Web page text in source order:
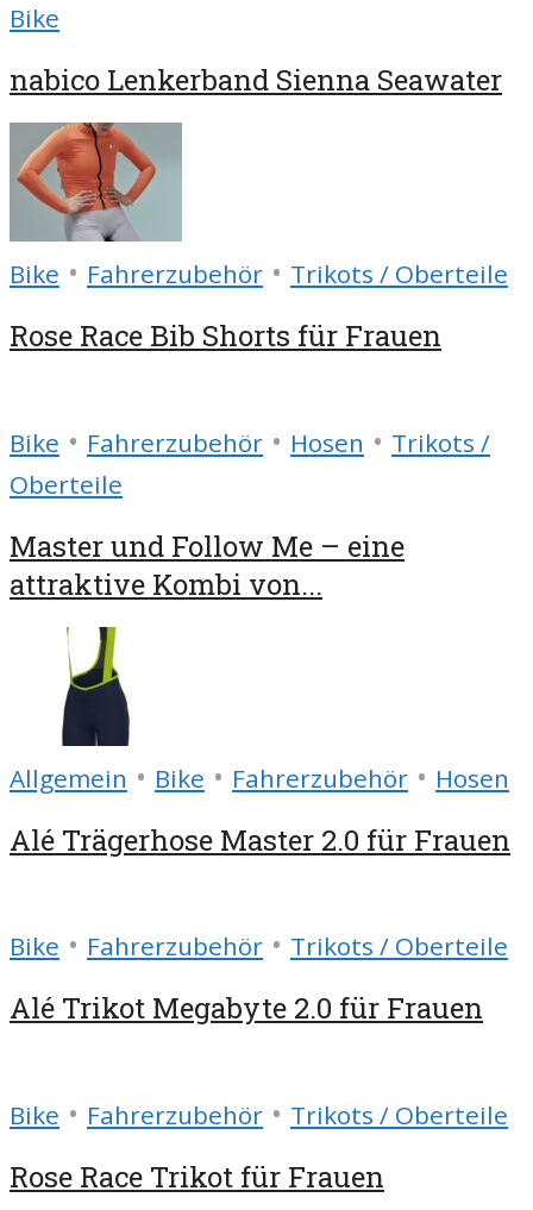
Bike
nabico Lenkerband Sienna Seawater
Bike • Fahrerzubehör • Trikots / Oberteile
Rose Race Bib Shorts für Frauen
Bike • Fahrerzubehör • Hosen • Trikots /
Oberteile
Master und Follow Me – eine
attraktive Kombi von...
Allgemein • Bike • Fahrerzubehör • Hosen
Alé Trägerhose Master 2.0 für Frauen
Bike • Fahrerzubehör • Trikots / Oberteile
Alé Trikot Megabyte 2.0 für Frauen
Bike • Fahrerzubehör • Trikots / Oberteile
Rose Race Trikot für Frauen